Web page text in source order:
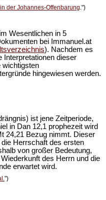
der Johannes-Offenbarung.")
Wesentlichen in 5
bei Immanuel.at
). Nachdem es
Interpretationen dieser
wichtigsten
hingewiesen werden.
ist jene Zeitperiode,
in Dan 12,1 prophezeit wird
24,21 Bezug nimmt. Dieser
Herrschaft des ersten
von großer Bedeutung,
des Herrn und die
erwartet wird.
")